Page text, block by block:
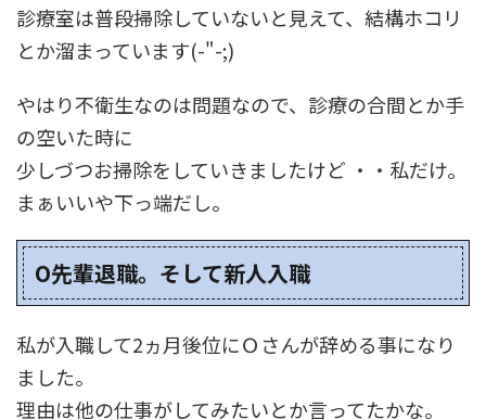
診療室は普段掃除していないと見えて、結構ホコリ
とか溜まっています(-"-;)
やはり不衛生なのは問題なので、診療の合間とか手
の空いた時に
少しづつお掃除をしていきましたけど ・・私だけ。
まぁいいや下っ端だし。
O先輩退職。そして新人入職
私が入職して2ヵ月後位にＯさんが辞める事になり
ました。
理由は他の仕事がしてみたいとか言ってたかな。